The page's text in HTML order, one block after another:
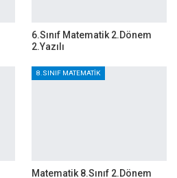
6.Sınıf Matematik 2.Dönem
2.Yazılı
8.SINIF MATEMATIK
Matematik 8.Sınıf 2.Dönem